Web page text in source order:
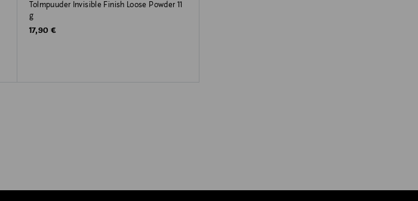
Tolmpuuder Invisible Finish Loose Powder 11
g
Original Price
17,90 €